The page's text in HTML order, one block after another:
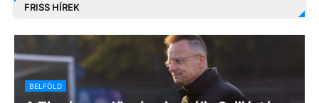
FRISS HÍREK
BELFÖLD